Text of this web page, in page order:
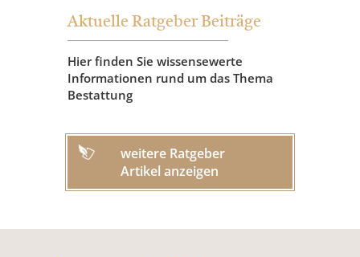
Aktuelle Ratgeber Beiträge
Hier finden Sie wissensewerte
Informationen rund um das Thema
Bestattung
weitere Ratgeber
Artikel anzeigen